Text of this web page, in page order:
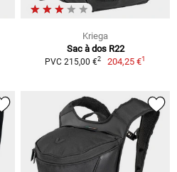
Kriega
Sac à dos R22
PVC 215,00 €2 204,25 €1